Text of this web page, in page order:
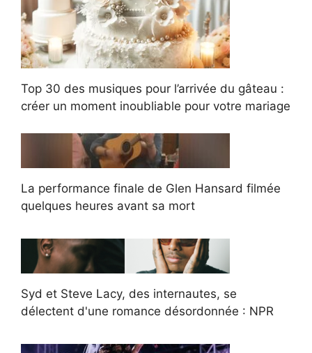
Top 30 des musiques pour l’arrivée du gâteau :
créer un moment inoubliable pour votre mariage
La performance finale de Glen Hansard filmée
quelques heures avant sa mort
Syd et Steve Lacy, des internautes, se
délectent d'une romance désordonnée : NPR